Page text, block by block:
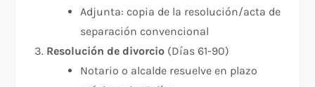
Adjunta: copia de la resolución/acta de
separación convencional
Resolución de divorcio (Días 61-90)
Notario o alcalde resuelve en plazo